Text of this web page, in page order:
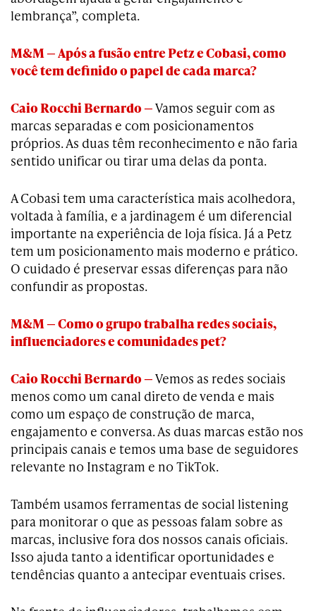
lembrança”, completa.
M&M — Após a fusão entre Petz e Cobasi, como
você tem definido o papel de cada marca?
Caio Rocchi Bernardo —Vamos seguir com as
marcas separadas e com posicionamentos
próprios. As duas têm reconhecimento e não faria
sentido unificar ou tirar uma delas da ponta.
A Cobasi tem uma característica mais acolhedora,
voltada à família, e a jardinagem é um diferencial
importante na experiência de loja física. Já a Petz
tem um posicionamento mais moderno e prático.
O cuidado é preservar essas diferenças para não
confundir as propostas.
M&M — Como o grupo trabalha redes sociais,
influenciadores e comunidades pet?
Caio Rocchi Bernardo —Vemos as redes sociais
menos como um canal direto de venda e mais
como um espaço de construção de marca,
engajamento e conversa. As duas marcas estão nos
principais canais e temos uma base de seguidores
relevante no Instagram e no TikTok.
Também usamos ferramentas de social listening
para monitorar o que as pessoas falam sobre as
marcas, inclusive fora dos nossos canais oficiais.
Isso ajuda tanto a identificar oportunidades e
tendências quanto a antecipar eventuais crises.